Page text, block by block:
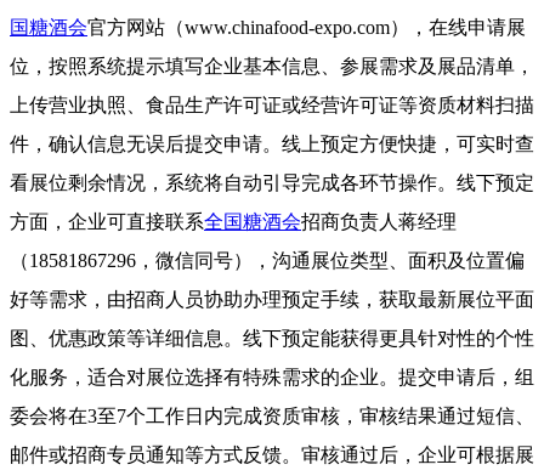
国糖酒会官方网站（www.chinafood-expo.com），在线申请展
位，按照系统提示填写企业基本信息、参展需求及展品清单，
上传营业执照、食品生产许可证或经营许可证等资质材料扫描
件，确认信息无误后提交申请。线上预定方便快捷，可实时查
看展位剩余情况，系统将自动引导完成各环节操作。线下预定
方面，企业可直接联系全国糖酒会招商负责人蒋经理
（18581867296，微信同号），沟通展位类型、面积及位置偏
好等需求，由招商人员协助办理预定手续，获取最新展位平面
图、优惠政策等详细信息。线下预定能获得更具针对性的个性
化服务，适合对展位选择有特殊需求的企业。提交申请后，组
委会将在3至7个工作日内完成资质审核，审核结果通过短信、
邮件或招商专员通知等方式反馈。审核通过后，企业可根据展